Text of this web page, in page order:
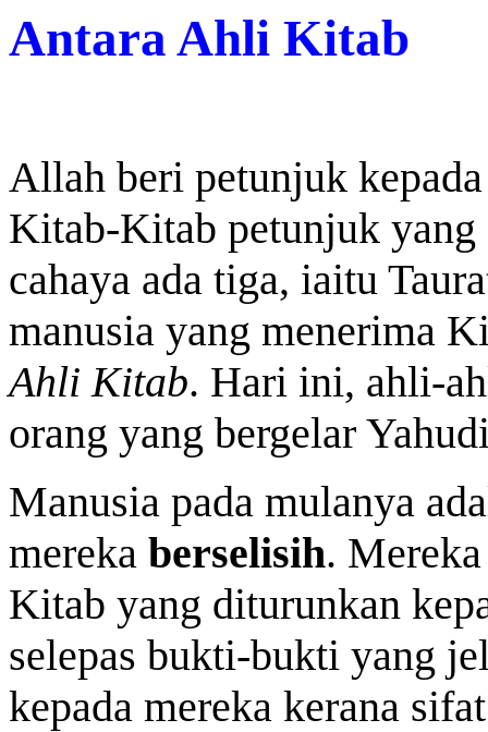
Antara Ahli Kitab
Allah beri petunjuk
Kitab-Kitab petunjuk yang
cahaya ada tiga, iaitu
manusia yang menerima
Ahli Kitab. Hari ini, ahli-
orang yang bergelar
Manusia pada mulanya
mereka berselisih.
Kitab yang diturunkan
selepas bukti-bukti yang
kepada mereka kerana